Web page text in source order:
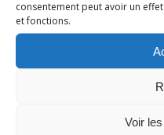
consentement peut avoir un
et fonctions.
Voir